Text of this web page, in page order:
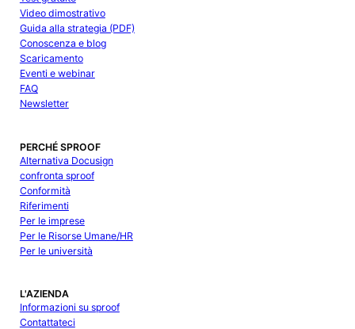
Video dimostrativo
Guida alla strategia (PDF)
Conoscenza e blog
Scaricamento
Eventi e webinar
FAQ
Newsletter
PERCHÉ SPROOF
Alternativa Docusign
confronta sproof
Conformità
Riferimenti
Per le imprese
Per le Risorse Umane/HR
Per le università
L'AZIENDA
Informazioni su sproof
Contattateci